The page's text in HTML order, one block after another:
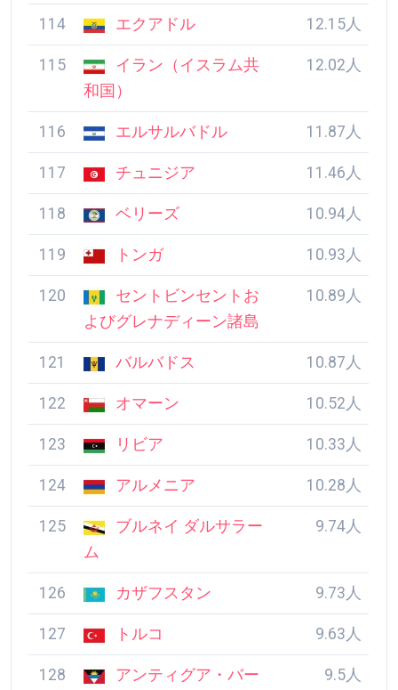
114 エクアドル 12.15人
115
イラン（イスラム共
和国）
12.02人
116 エルサルバドル 11.87人
117 チュニジア 11.46人
118 ベリーズ 10.94人
119 トンガ 10.93人
120
セントビンセントお
よびグレナディーン諸島
10.89人
121 バルバドス 10.87人
122 オマーン 10.52人
123 リビア 10.33人
124 アルメニア 10.28人
125
ブルネイ ダルサラー
ム
9.74人
126 カザフスタン 9.73人
127 トルコ 9.63人
128
アンティグア・バー
9.5人